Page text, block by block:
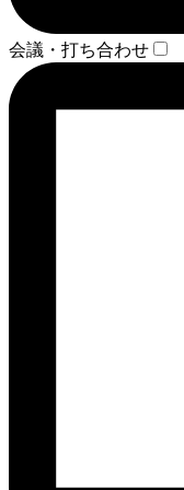
会議・打ち合わせ